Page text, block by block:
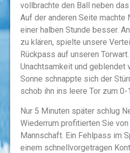
vollbrachte den Ball neben
Auf der anderen Seite machte
einer halben Stunde besser.
zu klären, spielte unsere
Rückpass auf unseren
Unachtsamkeit und geblendet
Sonne schnappte sich der
schob ihn ins leere Tor zum 0-
Nur 5 Minuten später schlug
Wiederrum profitierten Sie
Mannschaft. Ein Fehlpass im
einem schnellvorgetragen